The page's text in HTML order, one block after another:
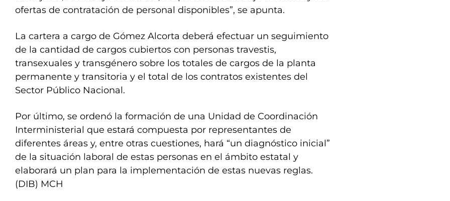
ofertas de contratación de personal disponibles”, se apunta.
La cartera a cargo de Gómez Alcorta deberá efectuar un seguimiento
de la cantidad de cargos cubiertos con personas travestis,
transexuales y transgénero sobre los totales de cargos de la planta
permanente y transitoria y el total de los contratos existentes del
Sector Público Nacional.
Por último, se ordenó la formación de una Unidad de Coordinación
Interministerial que estará compuesta por representantes de
diferentes áreas y, entre otras cuestiones, hará “un diagnóstico inicial”
de la situación laboral de estas personas en el ámbito estatal y
elaborará un plan para la implementación de estas nuevas reglas.
(DIB) MCH